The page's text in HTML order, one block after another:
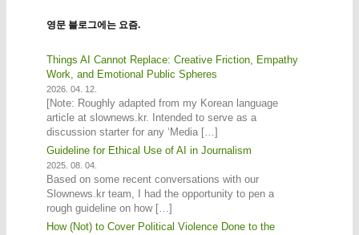
영문 블로그에는 요즘.
Things AI Cannot Replace: Creative Friction, Empathy
Work, and Emotional Public Spheres
2026. 04. 12.
[Note: Roughly adapted from my Korean language
article at slownews.kr. Intended to serve as a
discussion starter for any ‘Media […]
Guideline for Ethical Use of AI in Journalism
2025. 08. 04.
Based on some recent conversations with our
Slownews.kr team, I had the opportunity to pen a
rough guideline on how […]
How (Not) to Cover Political Violence Done to the